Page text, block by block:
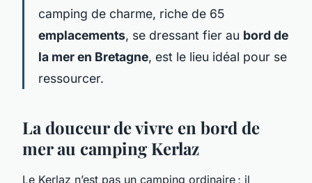
camping de charme, riche de 65
emplacements, se dressant fier au bord de
la mer en Bretagne, est le lieu idéal pour se
ressourcer.
La douceur de vivre en bord de
mer au camping Kerlaz
Le Kerlaz n’est pas un camping ordinaire ; il